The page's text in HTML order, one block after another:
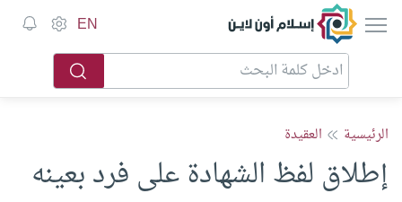
إسلام أون لاين EN
الرئيسية العقيدة
إطلاق لفظ الشهادة على فرد بعينه